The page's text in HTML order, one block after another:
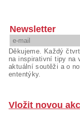
Newsletter
Děkujeme. Každý
na inspirativní tipy na
aktuální soutěži a o
ententýky.
Vložit novou